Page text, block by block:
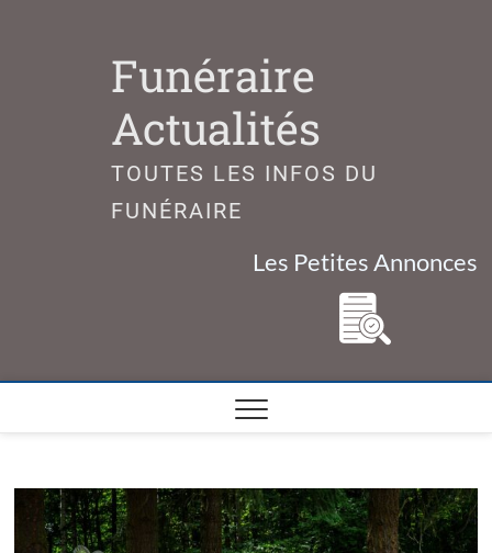
Funéraire
Actualités
TOUTES LES INFOS DU
FUNÉRAIRE
Les Petites Annonces